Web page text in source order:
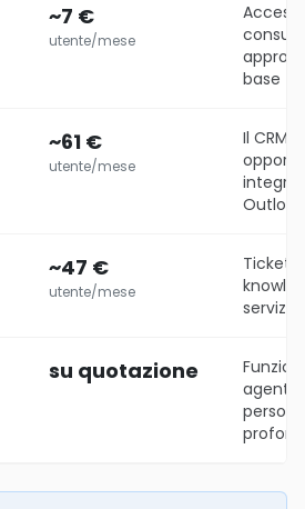
~7 €
utente/mese
base
~61 €
utente/mese
Il CRM
~47 €
utente/mese
Ticket,
su quotazione
agenti